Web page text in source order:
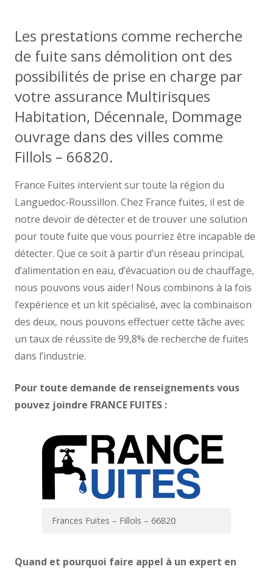
Les prestations comme recherche
de fuite sans démolition ont des
possibilités de prise en charge par
votre assurance Multirisques
Habitation, Décennale, Dommage
ouvrage dans des villes comme
Fillols – 66820.
France Fuites intervient sur toute la région du
Languedoc-Roussillon. Chez France fuites, il est de
notre devoir de détecter et de trouver une solution
pour toute fuite que vous pourriez être incapable de
détecter. Que ce soit à partir d’un réseau principal,
d’alimentation en eau, d’évacuation ou de chauffage,
nous pouvons vous aider ! Nous combinons à la fois
l’expérience et un kit spécialisé, avec la combinaison
des deux, nous pouvons effectuer cette tâche avec
un taux de réussite de 99,8% de recherche de fuites
dans l’industrie.
Pour toute demande de renseignements vous
pouvez joindre FRANCE FUITES :
Frances Fuites – Fillols – 66820
Quand et pourquoi faire appel à un expert en